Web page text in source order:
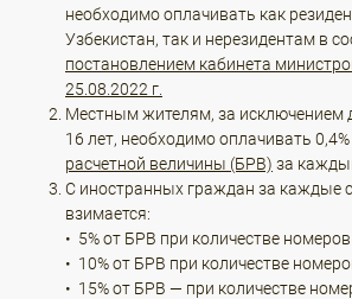
необходимо оплачивать как
Узбекистан, так и нерезидентам в
постановлением кабинета
25.08.2022 г.
Местным жителям, за исключением
16 лет, необходимо оплачивать 0,4%
расчетной величины (БРВ) за
С иностранных граждан за каждые
взимается:
• 5% от БРВ при количестве номеров
• 10% от БРВ при количестве
• 15% от БРВ — при количестве